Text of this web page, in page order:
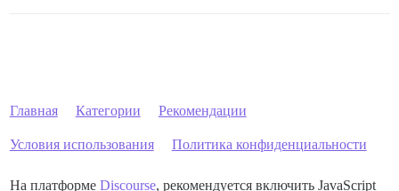
Главная Категории Рекомендации
Условия использования Политика конфиденциальности
На платформе Discourse, рекомендуется включить JavaScript